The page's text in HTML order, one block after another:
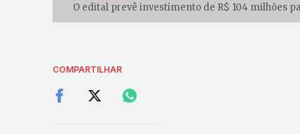
O edital prevê investimento de R$ 104 milhões
COMPARTILHAR